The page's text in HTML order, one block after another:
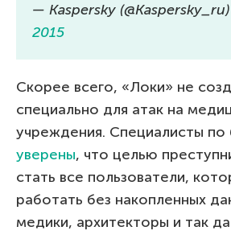
— Kaspersky (@Kaspersky_ru)
2015
Скорее всего, «Локи» не
специально для атак на
учреждения. Специалисты по
уверены, что целью
стать все пользователи,
работать без накопленных
медики, архитекторы и так